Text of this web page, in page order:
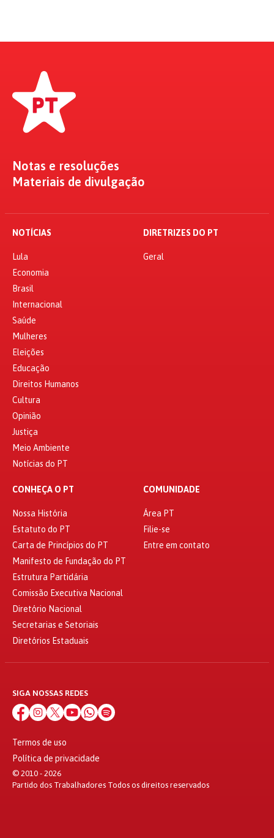
Notas e resoluções
Materiais de divulgação
NOTÍCIAS
Lula
Economia
Brasil
Internacional
Saúde
Mulheres
Eleições
Educação
Direitos Humanos
Cultura
Opinião
Justiça
Meio Ambiente
Notícias do PT
DIRETRIZES DO PT
Geral
CONHEÇA O PT
Nossa História
Estatuto do PT
Carta de Princípios do PT
Manifesto de Fundação do PT
Estrutura Partidária
Comissão Executiva Nacional
Diretório Nacional
Secretarias e Setoriais
Diretórios Estaduais
COMUNIDADE
Área PT
Filie-se
Entre em contato
SIGA NOSSAS REDES
Termos de uso
Política de privacidade
© 2010 - 2026
Partido dos Trabalhadores Todos os direitos reservados